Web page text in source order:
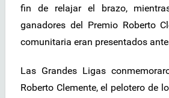
fin de relajar el brazo,
ganadores del Premio Roberto
comunitaria eran presentados
Las Grandes Ligas
Roberto Clemente, el pelotero de